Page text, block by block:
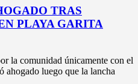
TRAS
PLAYA GARITA
la comunidad únicamente con el
ahogado luego que la lancha